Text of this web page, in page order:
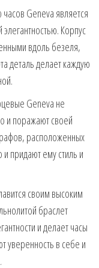
Geneva является
Корпус
вдоль безеля,
деталь делает каждую
Geneva не
и поражают своей
расположенных
придают ему стиль и
своим высоким
браслет
и делает часы
уверенность в себе и